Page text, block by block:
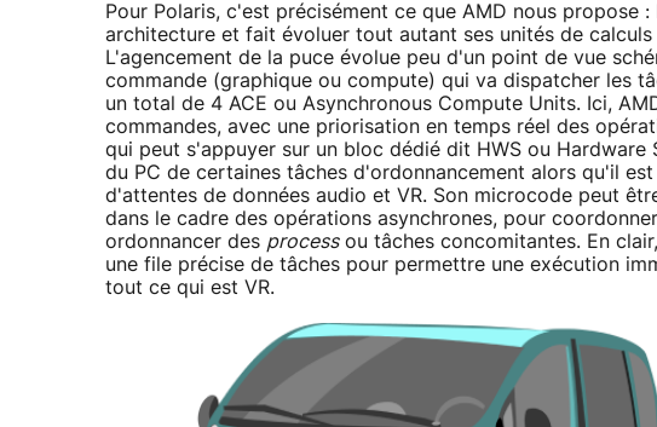
Pour Polaris, c'est précisément ce que AMD nous propose
architecture et fait évoluer tout autant ses unités de
L'agencement de la puce évolue peu d'un point de vue
commande (graphique ou compute) qui va dispatcher les
un total de 4 ACE ou Asynchronous Compute Units. Ici,
commandes, avec une priorisation en temps réel des
qui peut s'appuyer sur un bloc dédié dit HWS ou Hardware
du PC de certaines tâches d'ordonnancement alors qu'il
d'attentes de données audio et VR. Son microcode peut
dans le cadre des opérations asynchrones, pour
ordonnancer des processou tâches concomitantes. En
une file précise de tâches pour permettre une exécution
tout ce qui est VR.